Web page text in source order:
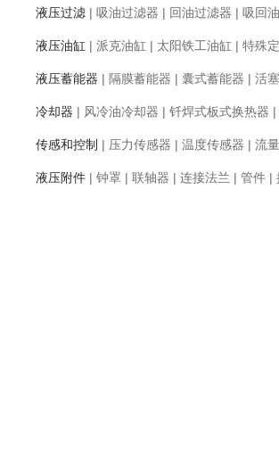
液压过滤 | 吸油过滤器 | 回油过滤器 | 吸回
液压油缸 | 派克油缸 | 太阳铁工油缸 | 特殊
液压蓄能器 | 隔膜蓄能器 | 囊式蓄能器 | 活
冷却器 | 风冷油冷却器 | 钎焊式板式换热器 |
传感和控制 | 压力传感器 | 温度传感器 | 流
液压附件 | 钟罩 | 联轴器 | 连接法兰 | 管件 |